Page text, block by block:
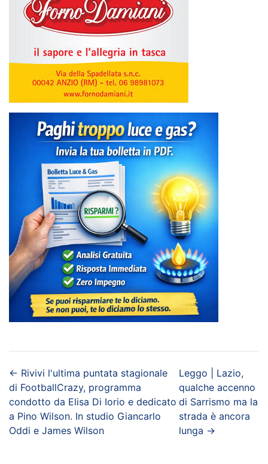
← Rivivi l'ultima puntata stagionale
di FootballCrazy, programma
condotto da Elisa Di Iorio e dedicato
a Pino Wilson. In studio Giancarlo
Oddi e James Wilson
Leggo | Lazio,
qualche accenno
di Sarrismo ma la
strada è ancora
lunga →